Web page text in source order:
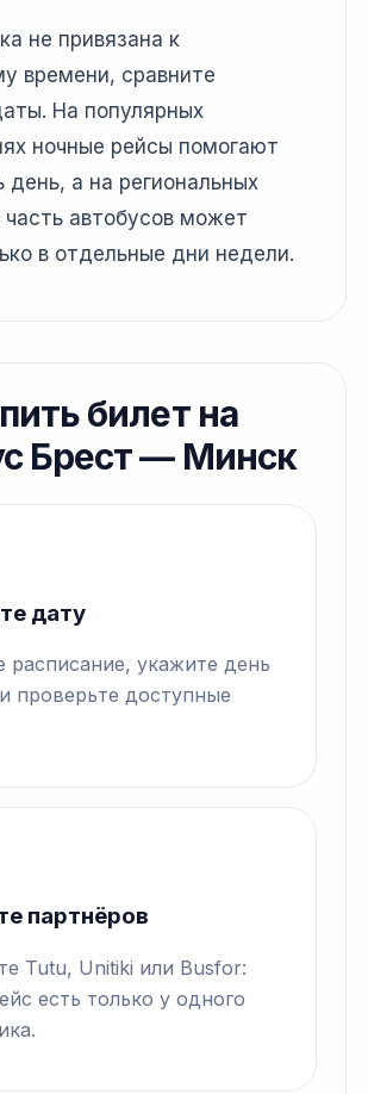
не привязана к
времени, сравните
На популярных
ночные рейсы помогают
день, а на региональных
автобусов может
в отдельные дни недели.
билет на
Брест — Минск
дату
расписание, укажите день
проверьте доступные
партнёров
Tutu, Unitiki или Busfor:
есть только у одного